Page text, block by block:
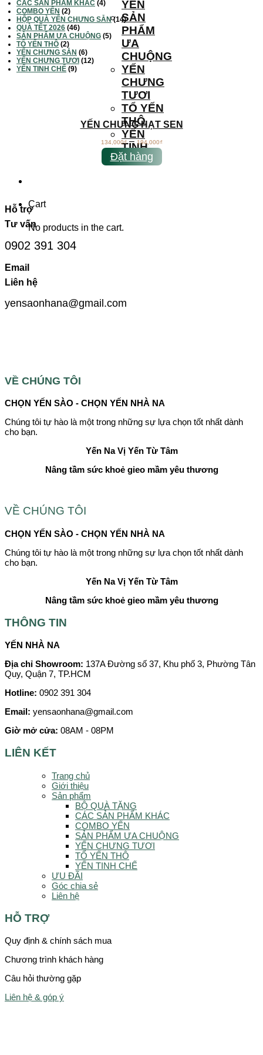
YẾN
SẢN
PHẨM
ƯA
CHUỘNG
YẾN
CHƯNG
TƯƠI
TỔ YẾN
THÔ
YẾN
TINH
CHẾ
Cart
No products in the cart.
CÁC SẢN PHẨM KHÁC (4)
COMBO YẾN (2)
HỘP QUÀ YẾN CHƯNG SẴN (14)
QUÀ TẾT 2026 (46)
SẢN PHẨM ƯA CHUỘNG (5)
TỔ YẾN THÔ (2)
YẾN CHƯNG SẴN (6)
YẾN CHƯNG TƯƠI (12)
YẾN TINH CHẾ (9)
YẾN CHƯNG HẠT SEN
134,000₫–194,000₫
Đặt hàng
Hỗ trợ
Tư vấn
0902 391 304
Email
Liên hệ
yensaonhana@gmail.com
VỀ CHÚNG TÔI
CHỌN YẾN SÀO - CHỌN YẾN NHÀ NA
Chúng tôi tự hào là một trong những sự lựa chọn tốt nhất dành
cho bạn.
Yến Na Vị Yến Từ Tâm
Nâng tầm sức khoẻ gieo mầm yêu thương
VỀ CHÚNG TÔI
CHỌN YẾN SÀO - CHỌN YẾN NHÀ NA
Chúng tôi tự hào là một trong những sự lựa chọn tốt nhất dành
cho bạn.
Yến Na Vị Yến Từ Tâm
Nâng tầm sức khoẻ gieo mầm yêu thương
THÔNG TIN
YẾN NHÀ NA
Địa chỉ Showroom: 137A Đường số 37, Khu phố 3, Phường Tân
Quy, Quận 7, TP.HCM
Hotline: 0902 391 304
Email: yensaonhana@gmail.com
Giờ mở cửa: 08AM - 08PM
LIÊN KẾT
Trang chủ
Giới thiệu
Sản phẩm
BỘ QUÀ TẶNG
CÁC SẢN PHẨM KHÁC
COMBO YẾN
SẢN PHẨM ƯA CHUỘNG
YẾN CHƯNG TƯƠI
TỔ YẾN THÔ
YẾN TINH CHẾ
ƯU ĐÃI
Góc chia sẻ
Liên hệ
HỖ TRỢ
Quy định & chính sách mua
Chương trình khách hàng
Câu hỏi thường gặp
Liên hệ & góp ý